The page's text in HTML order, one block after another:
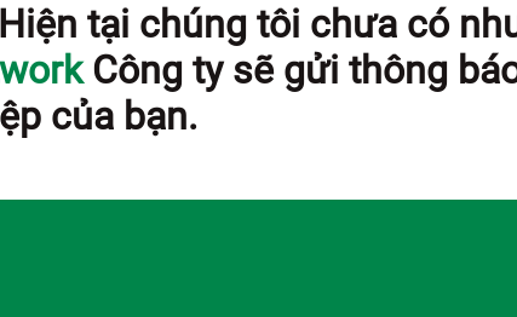
Hiện tại chúng tôi chưa có
Công ty sẽ gửi thông
của bạn.